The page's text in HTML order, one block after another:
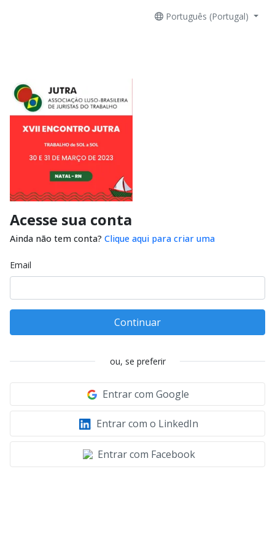
Português (Portugal)
Acesse sua conta
Ainda não tem conta? Clique aqui para criar uma
Email
Continuar
ou, se preferir
Entrar com Google
Entrar com o LinkedIn
Entrar com Facebook